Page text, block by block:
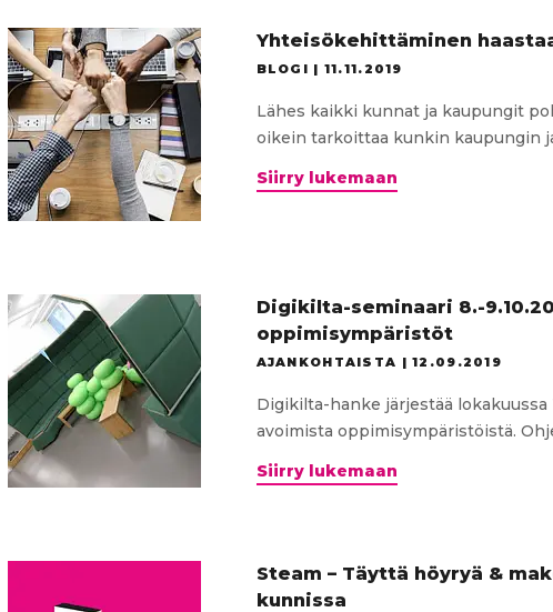
Yhteisökehittäminen
BLOGI | 11.11.2019
Lähes kaikki kunnat ja kaupungit
oikein tarkoittaa kunkin kaupungin
Siirry lukemaan
Digikilta-seminaari 8.-
oppimisympäristöt
AJANKOHTAISTA |12.09.2019
Digikilta-hanke järjestää
avoimista oppimisympäristöistä.
Siirry lukemaanDigikilta-
Steam – Täyttä höyryä &
kunnissa